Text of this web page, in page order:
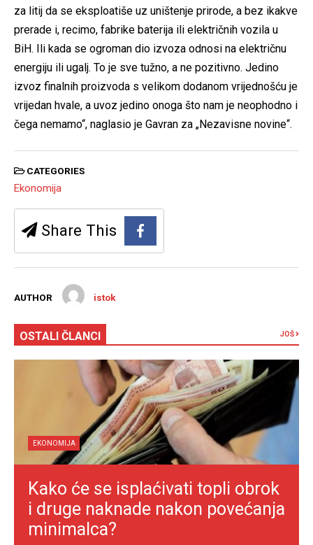
za litij da se eksploatiše uz uništenje prirode, a bez ikakve
prerade i, recimo, fabrike baterija ili električnih vozila u
BiH. Ili kada se ogroman dio izvoza odnosi na električnu
energiju ili ugalj. To je sve tužno, a ne pozitivno. Jedino
izvoz finalnih proizvoda s velikom dodanom vrijednošću je
vrijedan hvale, a uvoz jedino onoga što nam je neophodno i
čega nemamo“, naglasio je Gavran za „Nezavisne novine“.
CATEGORIES
Ekonomija
Share This
AUTHOR istok
OSTALI ČLANCI JOŠ
EKONOMIJA
Kako će se isplaćivati topli obrok
i druge naknade nakon povećanja
minimalca?